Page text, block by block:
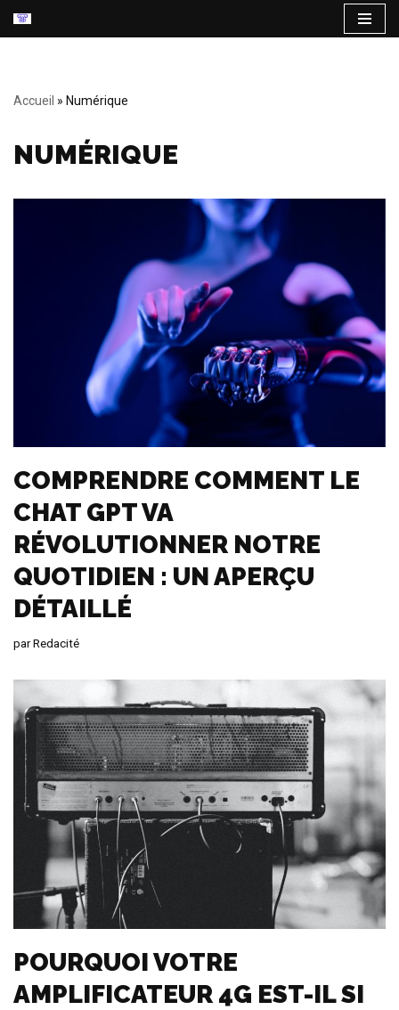
Accueil » Numérique
NUMÉRIQUE
COMPRENDRE COMMENT LE
CHAT GPT VA
RÉVOLUTIONNER NOTRE
QUOTIDIEN : UN APERÇU
DÉTAILLÉ
parRedacité
POURQUOI VOTRE
AMPLIFICATEUR 4G EST-IL SI